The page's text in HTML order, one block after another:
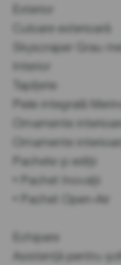
Exterior
Culoare exterioară
Skyscraper Grau
Interior
Tapițerie
Piele integrală
Ornamente
Ornamente
Pachete și ediții
• Pachet Inovații
• Pachet Open-Air
Echipare
Asistență pentru